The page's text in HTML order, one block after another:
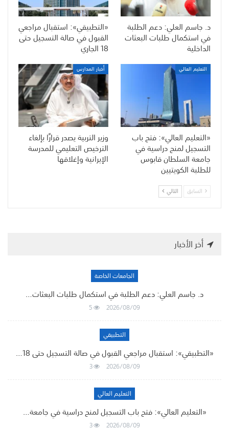
د. جاسم العلي: دعم الطلبة
في استكمال طلبات البعثات
الداخلية
«التطبيقي»: استقبال مراجعي
القبول في صالة التسجيل حتى
18 الجاري
التعليم العالي
«التعليم العالي»: فتح باب
التسجيل لمنح دراسية في
جامعة السلطان قابوس
للطلبة الكويتيين
أخبار المدارس
وزير التربية يصدر قرارًا بإلغاء
الترخيص التعليمي للمدرسة
الإيرانية وإغلاقها
السابق التالي
أخر الأخبار
الجامعات الخاصة
د. جاسم العلي: دعم الطلبة في استكمال طلبات البعثات…
2026/08/09
5
التطبيقي
«التطبيقي»: استقبال مراجعي القبول في صالة التسجيل حتى 18…
2026/08/09
3
التعليم العالي
«التعليم العالي»: فتح باب التسجيل لمنح دراسية في جامعة…
2026/08/09
3